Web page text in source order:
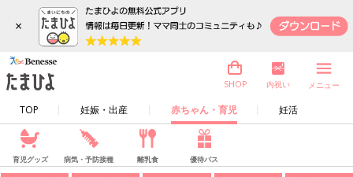
×
TOP 妊娠・出産 赤ちゃん・育児 妊活
SHOP 内祝い メニュー
育児グッズ 病気・予防接種 離乳食 優待パス